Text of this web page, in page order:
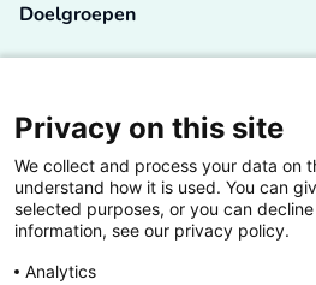
Doelgroepen
Lectoren en onderzoekers
Bedrijven
Hogescholen
Privacy on this site
We collect and process your data on
understand how it is used. You can
selected purposes, or you can
information, see our privacy policy.
Analytics